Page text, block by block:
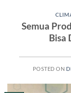
Semua
Bisa
POSTED ON